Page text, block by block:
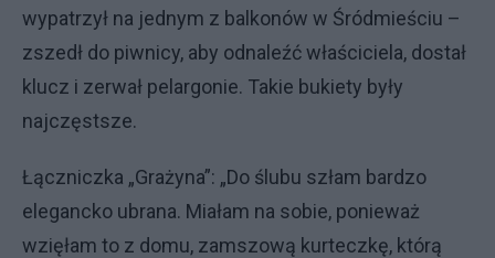
wypatrzył na jednym z balkonów w Śródmieściu –
zszedł do piwnicy, aby odnaleźć właściciela, dostał
klucz i zerwał pelargonie. Takie bukiety były
najczęstsze.
Łączniczka „Grażyna”: „Do ślubu szłam bardzo
elegancko ubrana. Miałam na sobie, ponieważ
wzięłam to z domu, zamszową kurteczkę, którą